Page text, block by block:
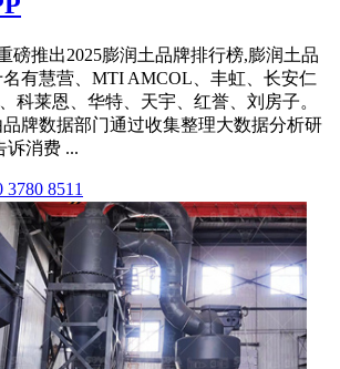
磅推出2025膨润土品牌排行榜,膨润土品
有慧营、MTI AMCOL、丰虹、长安仁
科莱恩、华特、天宇、红誉、刘房子。
牌数据部门通过收集整理大数据分析研
诉消费 ...
8511